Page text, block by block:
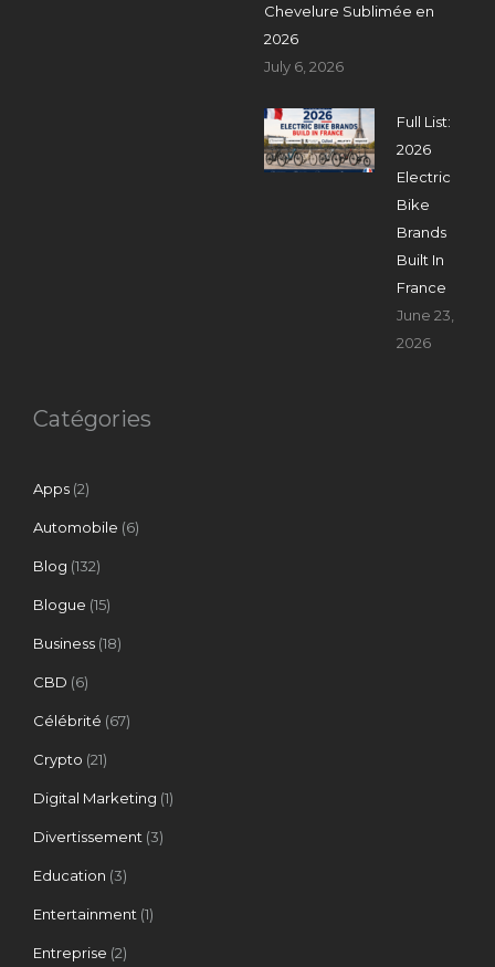
Chevelure Sublimée en
2026
July 6, 2026
Full List:
2026
Electric
Bike
Brands
Built In
France
June 23,
2026
Catégories
Apps (2)
Automobile (6)
Blog (132)
Blogue (15)
Business (18)
CBD (6)
Célébrité (67)
Crypto (21)
Digital Marketing (1)
Divertissement (3)
Education (3)
Entertainment (1)
Entreprise (2)